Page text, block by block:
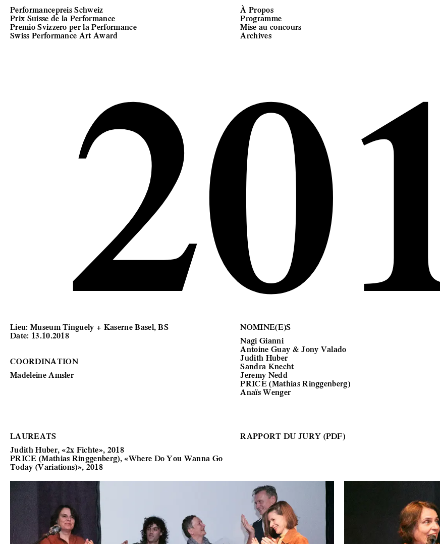
Performancepreis Schweiz
Prix Suisse de la Performance
Premio Svizzero per la Performance
Swiss Performance Art Award
À Propos
Programme
Mise au concours
Archives
Lieu: Museum Tinguely + Kaserne Basel, BS
Date: 13.10.2018
COORDINATION
Madeleine Amsler
NOMINE(E)S
Nagi Gianni
Antoine Guay & Jony Valado
Judith Huber
Sandra Knecht
Jeremy Nedd
PRICE (Mathias Ringgenberg)
Anaïs Wenger
LAUREATS
Judith Huber, «2x Fichte», 2018
PRICE (Mathias Ringgenberg), «Where Do You Wanna Go
Today (Variations)», 2018
RAPPORT DU JURY (PDF)